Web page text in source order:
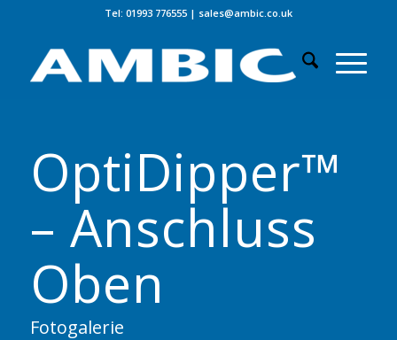
Tel: 01993 776555| sales@ambic.co.uk
OptiDipper™
– Anschluss
Oben
Fotogalerie